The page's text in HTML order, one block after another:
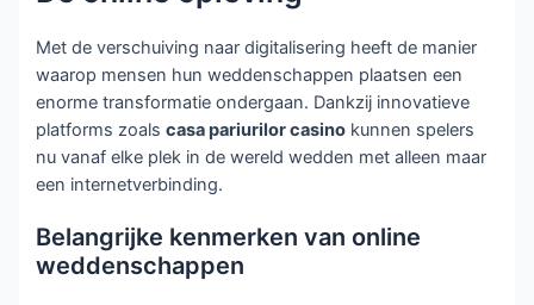
Met de verschuiving naar digitalisering heeft de manier
waarop mensen hun weddenschappen plaatsen een
enorme transformatie ondergaan. Dankzij innovatieve
platforms zoalscasa pariurilor casino kunnen spelers
nu vanaf elke plek in de wereld wedden met alleen maar
een internetverbinding.
Belangrijke kenmerken van online
weddenschappen